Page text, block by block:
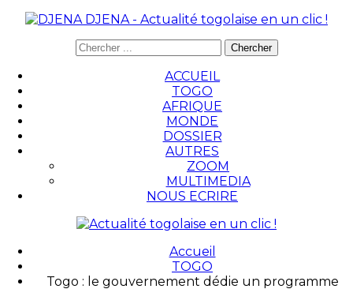
DJENA - Actualité togolaise en un clic !
ACCUEIL
TOGO
AFRIQUE
MONDE
DOSSIER
AUTRES
ZOOM
MULTIMEDIA
NOUS ECRIRE
Accueil
TOGO
Togo : le gouvernement dédie un programme